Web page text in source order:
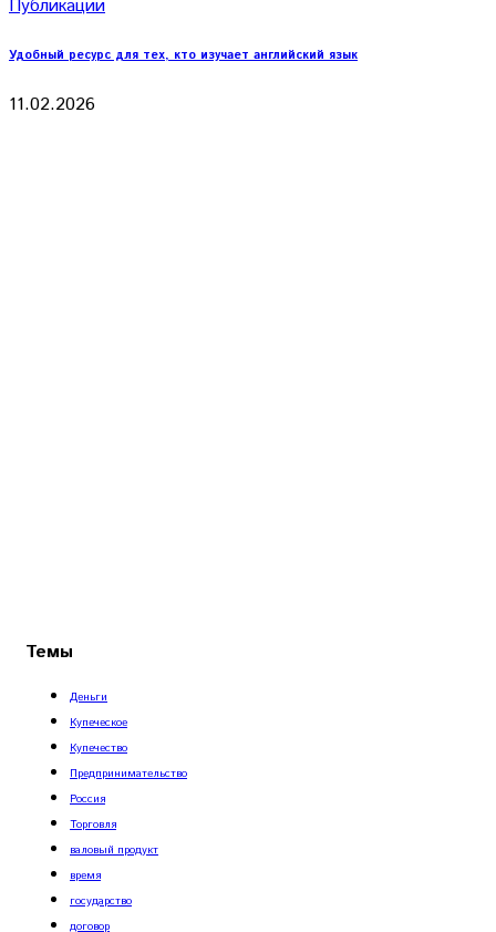
Публикации
Удобный ресурс для тех, кто изучает английский язык
11.02.2026
Темы
Деньги
Купеческое
Купечество
Предпринимательство
Россия
Торговля
валовый продукт
время
государство
договор